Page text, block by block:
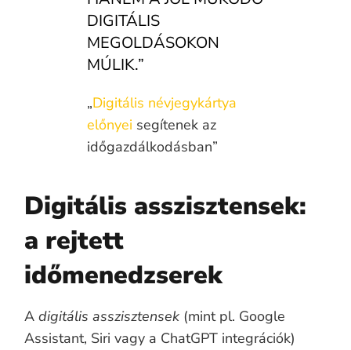
DIGITÁLIS
MEGOLDÁSOKON
MÚLIK.”
„Digitális névjegykártya
előnyei segítenek az
időgazdálkodásban”
Digitális asszisztensek:
a rejtett
időmenedzserek
A digitális asszisztensek (mint pl. Google
Assistant, Siri vagy a ChatGPT integrációk)